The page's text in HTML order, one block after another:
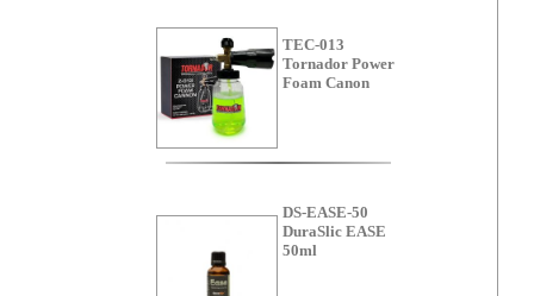
TEC-013
Tornador Power
Foam Canon
DS-EASE-50
DuraSlic EASE
50ml